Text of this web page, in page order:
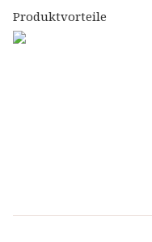
Produktvorteile